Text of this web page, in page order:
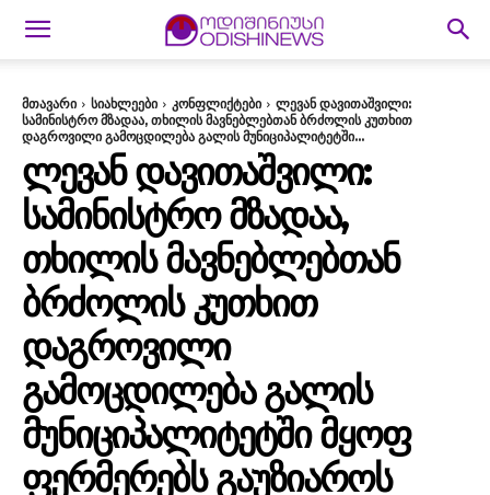
მთავარი სიახლეები კონფლიქტები
ლევან დავითაშვილი:
სამინისტრო მზადაა, თხილის მავნებლებთან ბრძოლის კუთხით
დაგროვილი გამოცდილება გალის მუნიციპალიტეტში...
ᲚᲔᲕᲐᲜ ᲓᲐᲕᲘᲗᲐᲨᲕᲘᲚᲘ:
ᲡᲐᲛᲘᲜᲘᲡᲢᲠᲝ ᲛᲖᲐᲓᲐᲐ,
ᲗᲮᲘᲚᲘᲡ ᲛᲐᲕᲜᲔᲑᲚᲔᲑᲗᲐᲜ
ᲑᲠᲫᲝᲚᲘᲡ ᲙᲣᲗᲮᲘᲗ
ᲓᲐᲒᲠᲝᲕᲘᲚᲘ
ᲒᲐᲛᲝᲪᲓᲘᲚᲔᲑᲐ ᲒᲐᲚᲘᲡ
ᲛᲣᲜᲘᲪᲘᲞᲐᲚᲘᲢᲔᲢᲨᲘ ᲛᲧᲝᲤ
ᲤᲔᲠᲛᲔᲠᲔᲑᲡ ᲒᲐᲣᲖᲘᲐᲠᲝᲡ